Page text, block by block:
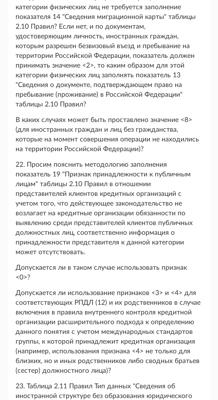
категории физических лиц не требуется заполнение
показателя 14 "Сведения миграционной карты" таблицы
2.10 Правил? Если нет, и по документам,
удостоверяющим личность, иностранных граждан,
которым разрешен безвизовый въезд и пребывание на
территории Российской Федерации, показатель должен
принимать значение <2>, то каким образом для этой
категории физических лиц заполнять показатель 13
"Сведения о документе, подтверждающем право на
пребывание (проживание) в Российской Федерации"
таблицы 2.10 Правил?
В каких случаях может быть проставлено значение <8>
(для иностранных граждан и лиц без гражданства,
которые на момент совершения операции не находились
на территории Российской Федерации)?
22. Просим пояснить методологию заполнения
показатель 19 "Признак принадлежности к публичным
лицам" таблицы 2.10 Правил в отношении
представителей клиентов кредитных организаций с
учетом того, что действующее законодательство не
возлагает на кредитные организации обязанности по
выявлению среди представителей клиентов публичных
должностных лиц, соответственно информация о
принадлежности представителя к данной категории
может отсутствовать.
Допускается ли в таком случае использовать признак
<0>?
Допускается ли использование признаков <3> и <4> для
соответствующих РПДЛ (12) и их родственников в случае
включения в правила внутреннего контроля кредитной
организации расширительного подхода к определению
данного понятия с учетом международных стандартов
группы, к которой принадлежит кредитная организация
(например, использования признака <4> не только для
близких, но и иных родственников либо сводных братьев
(сестер) должностного лица)?
23. Таблица 2.11 Правил Тип данных "Сведения об
иностранной структуре без образования юридического